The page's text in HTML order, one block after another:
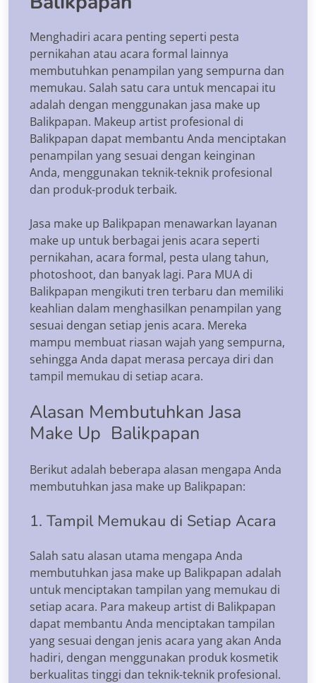
Menghadiri acara penting seperti pesta
pernikahan atau acara formal lainnya
membutuhkan penampilan yang sempurna dan
memukau. Salah satu cara untuk mencapai itu
adalah dengan menggunakan jasa make up
Balikpapan. Makeup artist profesional di
Balikpapan dapat membantu Anda menciptakan
penampilan yang sesuai dengan keinginan
Anda, menggunakan teknik-teknik profesional
dan produk-produk terbaik.
Jasa make up Balikpapan menawarkan layanan
make up untuk berbagai jenis acara seperti
pernikahan, acara formal, pesta ulang tahun,
photoshoot, dan banyak lagi. Para MUA di
Balikpapan mengikuti tren terbaru dan memiliki
keahlian dalam menghasilkan penampilan yang
sesuai dengan setiap jenis acara. Mereka
mampu membuat riasan wajah yang sempurna,
sehingga Anda dapat merasa percaya diri dan
tampil memukau di setiap acara.
Alasan Membutuhkan Jasa
Make Up Balikpapan
Berikut adalah beberapa alasan mengapa Anda
membutuhkan jasa make up Balikpapan:
1. Tampil Memukau di Setiap Acara
Salah satu alasan utama mengapa Anda
membutuhkan jasa make up Balikpapan adalah
untuk menciptakan tampilan yang memukau di
setiap acara. Para makeup artist di Balikpapan
dapat membantu Anda menciptakan tampilan
yang sesuai dengan jenis acara yang akan Anda
hadiri, dengan menggunakan produk kosmetik
berkualitas tinggi dan teknik-teknik profesional.